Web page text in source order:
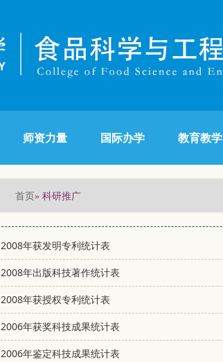
师资力量 国际办学 教育教学
首页» 科研推广
2008年获发明专利统计表
2008年出版科技著作统计表
2008年获授权专利统计表
2006年获奖科技成果统计表
2006年鉴定科技成果统计表